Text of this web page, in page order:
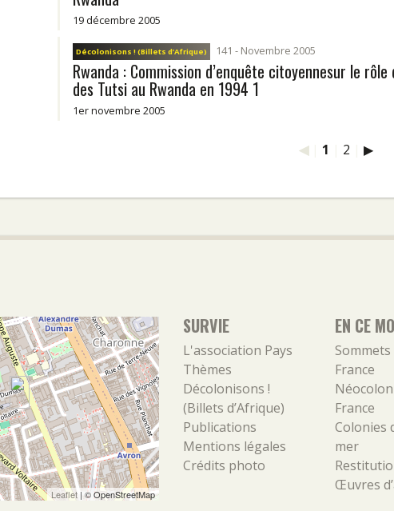
19 décembre 2005
Décolonisons ! (Billets d’Afrique) 141 - Novembre 2005
Rwanda : Commission d’enquête citoyennesur le
des Tutsi au Rwanda en 1994 1
1er novembre 2005
◀| 1 2 ▶
Leaflet | ©OpenStreetMap
SURVIE
L'association Pays
Thèmes
Décolonisons !
(Billets d’Afrique)
Publications
Mentions légales
Crédits photo
EN CE
France
France
Colonies
mer
Œuvres